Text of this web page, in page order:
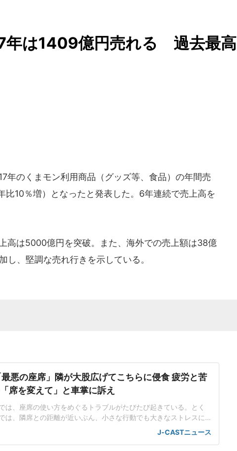
年は1409億円売れる 過去最高
年のくまモン利用商品（グッズ等、食品）の年間売
比10％増）となったと発表した。6年連続で売上高を
高は5000億円を突破。また、海外での売上額は38億
し、堅調な売れ行きを示している。
悪の座席」隣が大股広げてこちらに侵食 疲労と苦
席を変えて」と車掌に訴え
は、座席の使い方をめぐるトラブルがたびたび起きている。とく
は、隣席との距離が近いぶん、小さな行動でも大きなストレスに
ある。都内在住の中村彩名さん(仮名・30代)は、関西方面から東
線で、思わぬ出来事に直面した。不自然な姿勢で移動する羽目に
J-CASTニュース